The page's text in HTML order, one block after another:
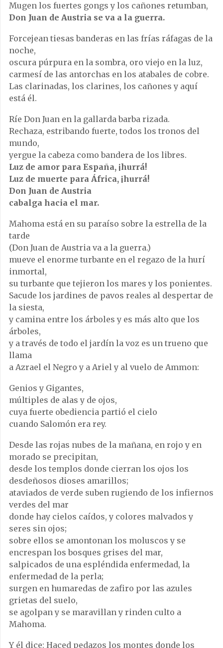
Mugen los fuertes gongs y los cañones retumban,
Don Juan de Austria se va a la guerra.
Forcejean tiesas banderas en las frías ráfagas de la
noche,
oscura púrpura en la sombra, oro viejo en la luz,
carmesí de las antorchas en los atabales de cobre.
Las clarinadas, los clarines, los cañones y aquí
está él.
Ríe Don Juan en la gallarda barba rizada.
Rechaza, estribando fuerte, todos los tronos del
mundo,
yergue la cabeza como bandera de los libres.
Luz de amor para España, ¡hurrá!
Luz de muerte para África, ¡hurrá!
Don Juan de Austria
cabalga hacia el mar.
Mahoma está en su paraíso sobre la estrella de la
tarde
(Don Juan de Austria va a la guerra.)
mueve el enorme turbante en el regazo de la hurí
inmortal,
su turbante que tejieron los mares y los ponientes.
Sacude los jardines de pavos reales al despertar de
la siesta,
y camina entre los árboles y es más alto que los
árboles,
y a través de todo el jardín la voz es un trueno que
llama
a Azrael el Negro y a Ariel y al vuelo de Ammon:
Genios y Gigantes,
múltiples de alas y de ojos,
cuya fuerte obediencia partió el cielo
cuando Salomón era rey.
Desde las rojas nubes de la mañana, en rojo y en
morado se precipitan,
desde los templos donde cierran los ojos los
desdeñosos dioses amarillos;
ataviados de verde suben rugiendo de los infiernos
verdes del mar
donde hay cielos caídos, y colores malvados y
seres sin ojos;
sobre ellos se amontonan los moluscos y se
encrespan los bosques grises del mar,
salpicados de una espléndida enfermedad, la
enfermedad de la perla;
surgen en humaredas de zafiro por las azules
grietas del suelo,
se agolpan y se maravillan y rinden culto a
Mahoma.
Y él dice: Haced pedazos los montes donde los